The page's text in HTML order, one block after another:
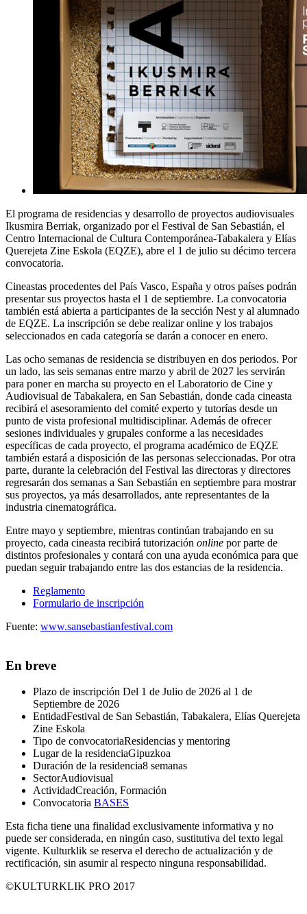
El programa de residencias y desarrollo de proyectos audiovisuales
Ikusmira Berriak, organizado por el Festival de San Sebastián, el
Centro Internacional de Cultura Contemporánea-Tabakalera y Elías
Querejeta Zine Eskola (EQZE), abre el 1 de julio su décimo tercera
convocatoria.
Cineastas procedentes del País Vasco, España y otros países podrán
presentar sus proyectos hasta el 1 de septiembre. La convocatoria
también está abierta a participantes de la sección Nest y al alumnado
de EQZE. La inscripción se debe realizar online y los trabajos
seleccionados en cada categoría se darán a conocer en enero.
Las ocho semanas de residencia se distribuyen en dos periodos. Por
un lado, las seis semanas entre marzo y abril de 2027 les servirán
para poner en marcha su proyecto en el Laboratorio de Cine y
Audiovisual de Tabakalera, en San Sebastián, donde cada cineasta
recibirá el asesoramiento del comité experto y tutorías desde un
punto de vista profesional multidisciplinar. Además de ofrecer
sesiones individuales y grupales conforme a las necesidades
específicas de cada proyecto, el programa académico de EQZE
también estará a disposición de las personas seleccionadas. Por otra
parte, durante la celebración del Festival las directoras y directores
regresarán dos semanas a San Sebastián en septiembre para mostrar
sus proyectos, ya más desarrollados, ante representantes de la
industria cinematográfica.
Entre mayo y septiembre, mientras continúan trabajando en su
proyecto, cada cineasta recibirá tutorización online por parte de
distintos profesionales y contará con una ayuda económica para que
puedan seguir trabajando entre las dos estancias de la residencia.
Reglamento
Formulario de inscripción
Fuente: www.sansebastianfestival.com
En breve
Plazo de inscripción Del 1 de Julio de 2026 al 1 de
Septiembre de 2026
EntidadFestival de San Sebastián, Tabakalera, Elías Querejeta
Zine Eskola
Tipo de convocatoriaResidencias y mentoring
Lugar de la residenciaGipuzkoa
Duración de la residencia8 semanas
SectorAudiovisual
ActividadCreación, Formación
Convocatoria BASES
Esta ficha tiene una finalidad exclusivamente informativa y no
puede ser considerada, en ningún caso, sustitutiva del texto legal
vigente. Kulturklik se reserva el derecho de actualización y de
rectificación, sin asumir al respecto ninguna responsabilidad.
©KULTURKLIK PRO 2017